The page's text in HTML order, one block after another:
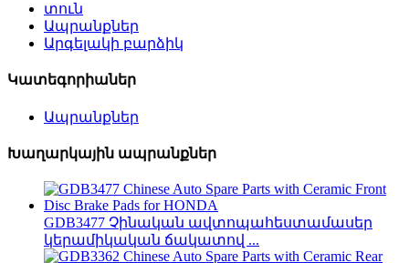
տուն
Ապրանքներ
Արգելակի բարձիկ
Կատեգորիաներ
Ապրանքներ
Խաղարկային ապրանքներ
GDB3477 Չինական ավտոպահեստամասեր
կերամիկական ճակատով ...